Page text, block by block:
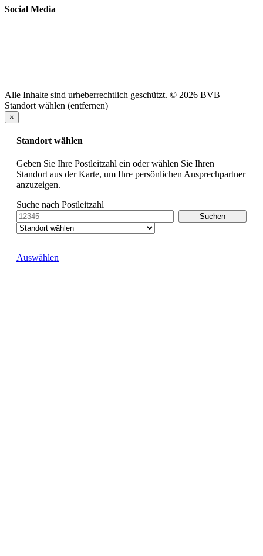
Social Media
Alle Inhalte sind urheberrechtlich geschützt. © 2026 BVB
Standort wählen (entfernen)
×
Standort wählen
Geben Sie Ihre Postleitzahl ein oder wählen Sie Ihren
Standort aus der Karte, um Ihre persönlichen Ansprechpartner
anzuzeigen.
Suche nach Postleitzahl
Auswählen